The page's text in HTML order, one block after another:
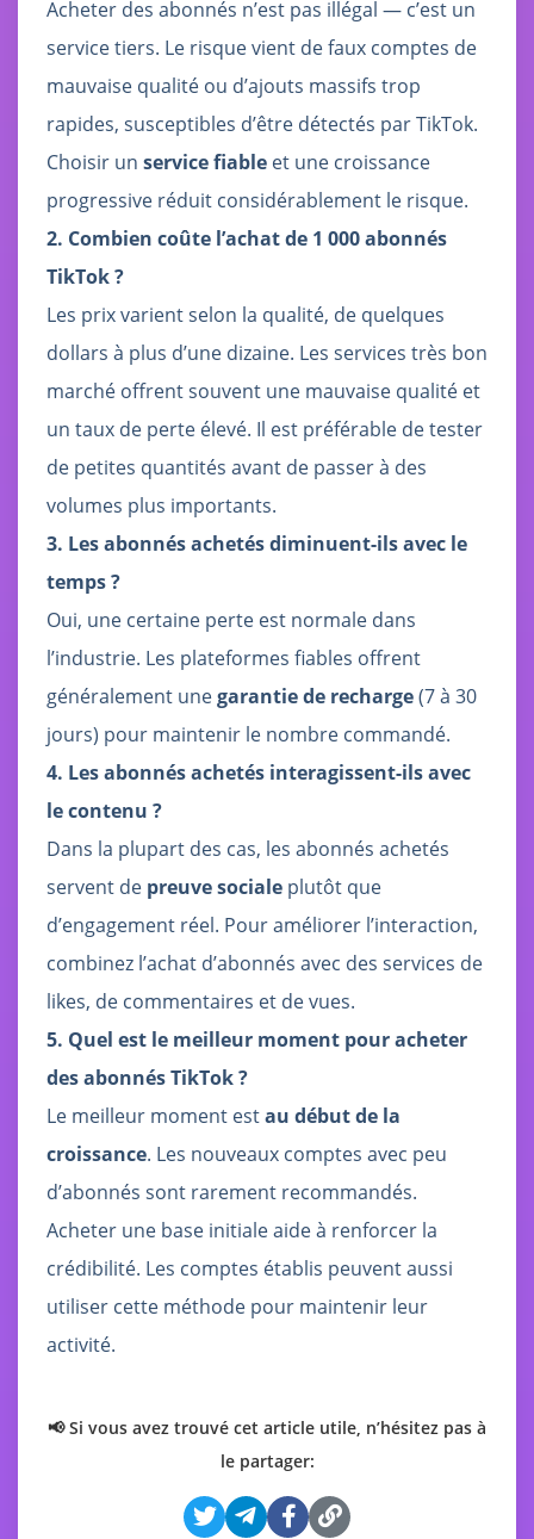
Acheter des abonnés n’est pas illégal — c’est un
service tiers. Le risque vient de faux comptes de
mauvaise qualité ou d’ajouts massifs trop
rapides, susceptibles d’être détectés par TikTok.
Choisir un service fiable et une croissance
progressive réduit considérablement le risque.
2. Combien coûte l’achat de 1 000 abonnés
TikTok ?
Les prix varient selon la qualité, de quelques
dollars à plus d’une dizaine. Les services très bon
marché offrent souvent une mauvaise qualité et
un taux de perte élevé. Il est préférable de tester
de petites quantités avant de passer à des
volumes plus importants.
3. Les abonnés achetés diminuent-ils avec le
temps ?
Oui, une certaine perte est normale dans
l’industrie. Les plateformes fiables offrent
généralement unegarantie de recharge(7 à 30
jours) pour maintenir le nombre commandé.
4. Les abonnés achetés interagissent-ils avec
le contenu ?
Dans la plupart des cas, les abonnés achetés
servent de preuve sociale plutôt que
d’engagement réel. Pour améliorer l’interaction,
combinez l’achat d’abonnés avec des services de
likes, de commentaires et de vues.
5. Quel est le meilleur moment pour acheter
des abonnés TikTok ?
Le meilleur moment estau début de la
croissance. Les nouveaux comptes avec peu
d’abonnés sont rarement recommandés.
Acheter une base initiale aide à renforcer la
crédibilité. Les comptes établis peuvent aussi
utiliser cette méthode pour maintenir leur
activité.
📢 Si vous avez trouvé cet article utile, n’hésitez pas à
le partager: